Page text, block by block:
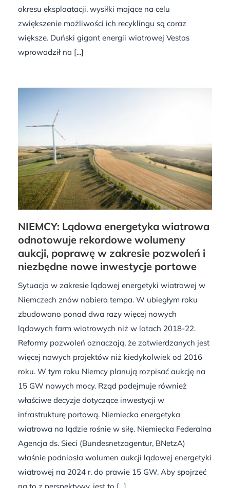
okresu eksploatacji, wysiłki mające na celu
zwiększenie możliwości ich recyklingu są coraz
większe. Duński gigant energii wiatrowej Vestas
wprowadził na [...]
NIEMCY: Lądowa energetyka wiatrowa
odnotowuje rekordowe wolumeny
aukcji, poprawę w zakresie pozwoleń i
niezbędne nowe inwestycje portowe
Sytuacja w zakresie lądowej energetyki wiatrowej w
Niemczech znów nabiera tempa. W ubiegłym roku
zbudowano ponad dwa razy więcej nowych
lądowych farm wiatrowych niż w latach 2018-22.
Reformy pozwoleń oznaczają, że zatwierdzanych jest
więcej nowych projektów niż kiedykolwiek od 2016
roku. W tym roku Niemcy planują rozpisać aukcję na
15 GW nowych mocy. Rząd podejmuje również
właściwe decyzje dotyczące inwestycji w
infrastrukturę portową. Niemiecka energetyka
wiatrowa na lądzie rośnie w siłę. Niemiecka Federalna
Agencja ds. Sieci (Bundesnetzagentur, BNetzA)
właśnie podniosła wolumen aukcji lądowej energetyki
wiatrowej na 2024 r. do prawie 15 GW. Aby spojrzeć